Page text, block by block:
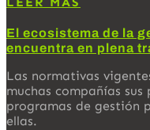
El ecosistema de la
encuentra en plena
Las normativas
muchas compañías
programas de gestión
ellas.